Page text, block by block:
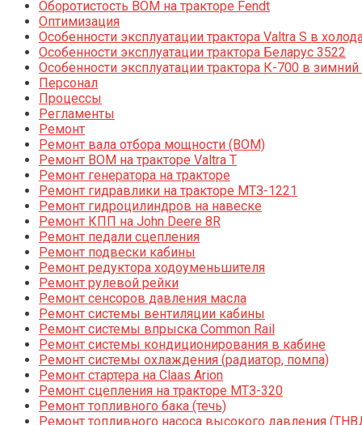
Оборотистость ВОМ на тракторе Fendt
Оптимизация
Особенности эксплуатации трактора Valtra S в
Особенности эксплуатации трактора Беларус 3522
Особенности эксплуатации трактора К-700 в
Персонал
Процессы
Регламенты
Ремонт
Ремонт вала отбора мощности (ВОМ)
Ремонт ВОМ на тракторе Valtra T
Ремонт генератора на тракторе
Ремонт гидравлики на тракторе МТЗ-1221
Ремонт гидроцилиндров на навеске
Ремонт КПП на John Deere 8R
Ремонт педали сцепления
Ремонт подвески кабины
Ремонт редуктора ходоуменьшителя
Ремонт рулевой рейки
Ремонт сенсоров давления масла
Ремонт системы вентиляции кабины
Ремонт системы впрыска Common Rail
Ремонт системы кондиционирования в кабине
Ремонт системы охлаждения (радиатор, помпа)
Ремонт стартера на Claas Arion
Ремонт сцепления на тракторе МТЗ-320
Ремонт топливного бака (течь)
Ремонт топливного насоса высокого давления